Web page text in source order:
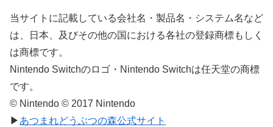
当サイトに記載している会社名・製品名・システム名など
は、日本、及びその他の国における各社の登録商標もしく
は商標です。
Nintendo Switchのロゴ・Nintendo Switchは任天堂の商標
です。
© Nintendo © 2017 Nintendo
▶ あつまれどうぶつの森公式サイト